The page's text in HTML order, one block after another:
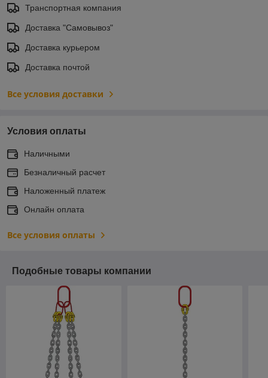
Транспортная компания
Доставка "Самовывоз"
Доставка курьером
Доставка почтой
Все условия доставки
Условия оплаты
Наличными
Безналичный расчет
Наложенный платеж
Онлайн оплата
Все условия оплаты
Подобные товары компании